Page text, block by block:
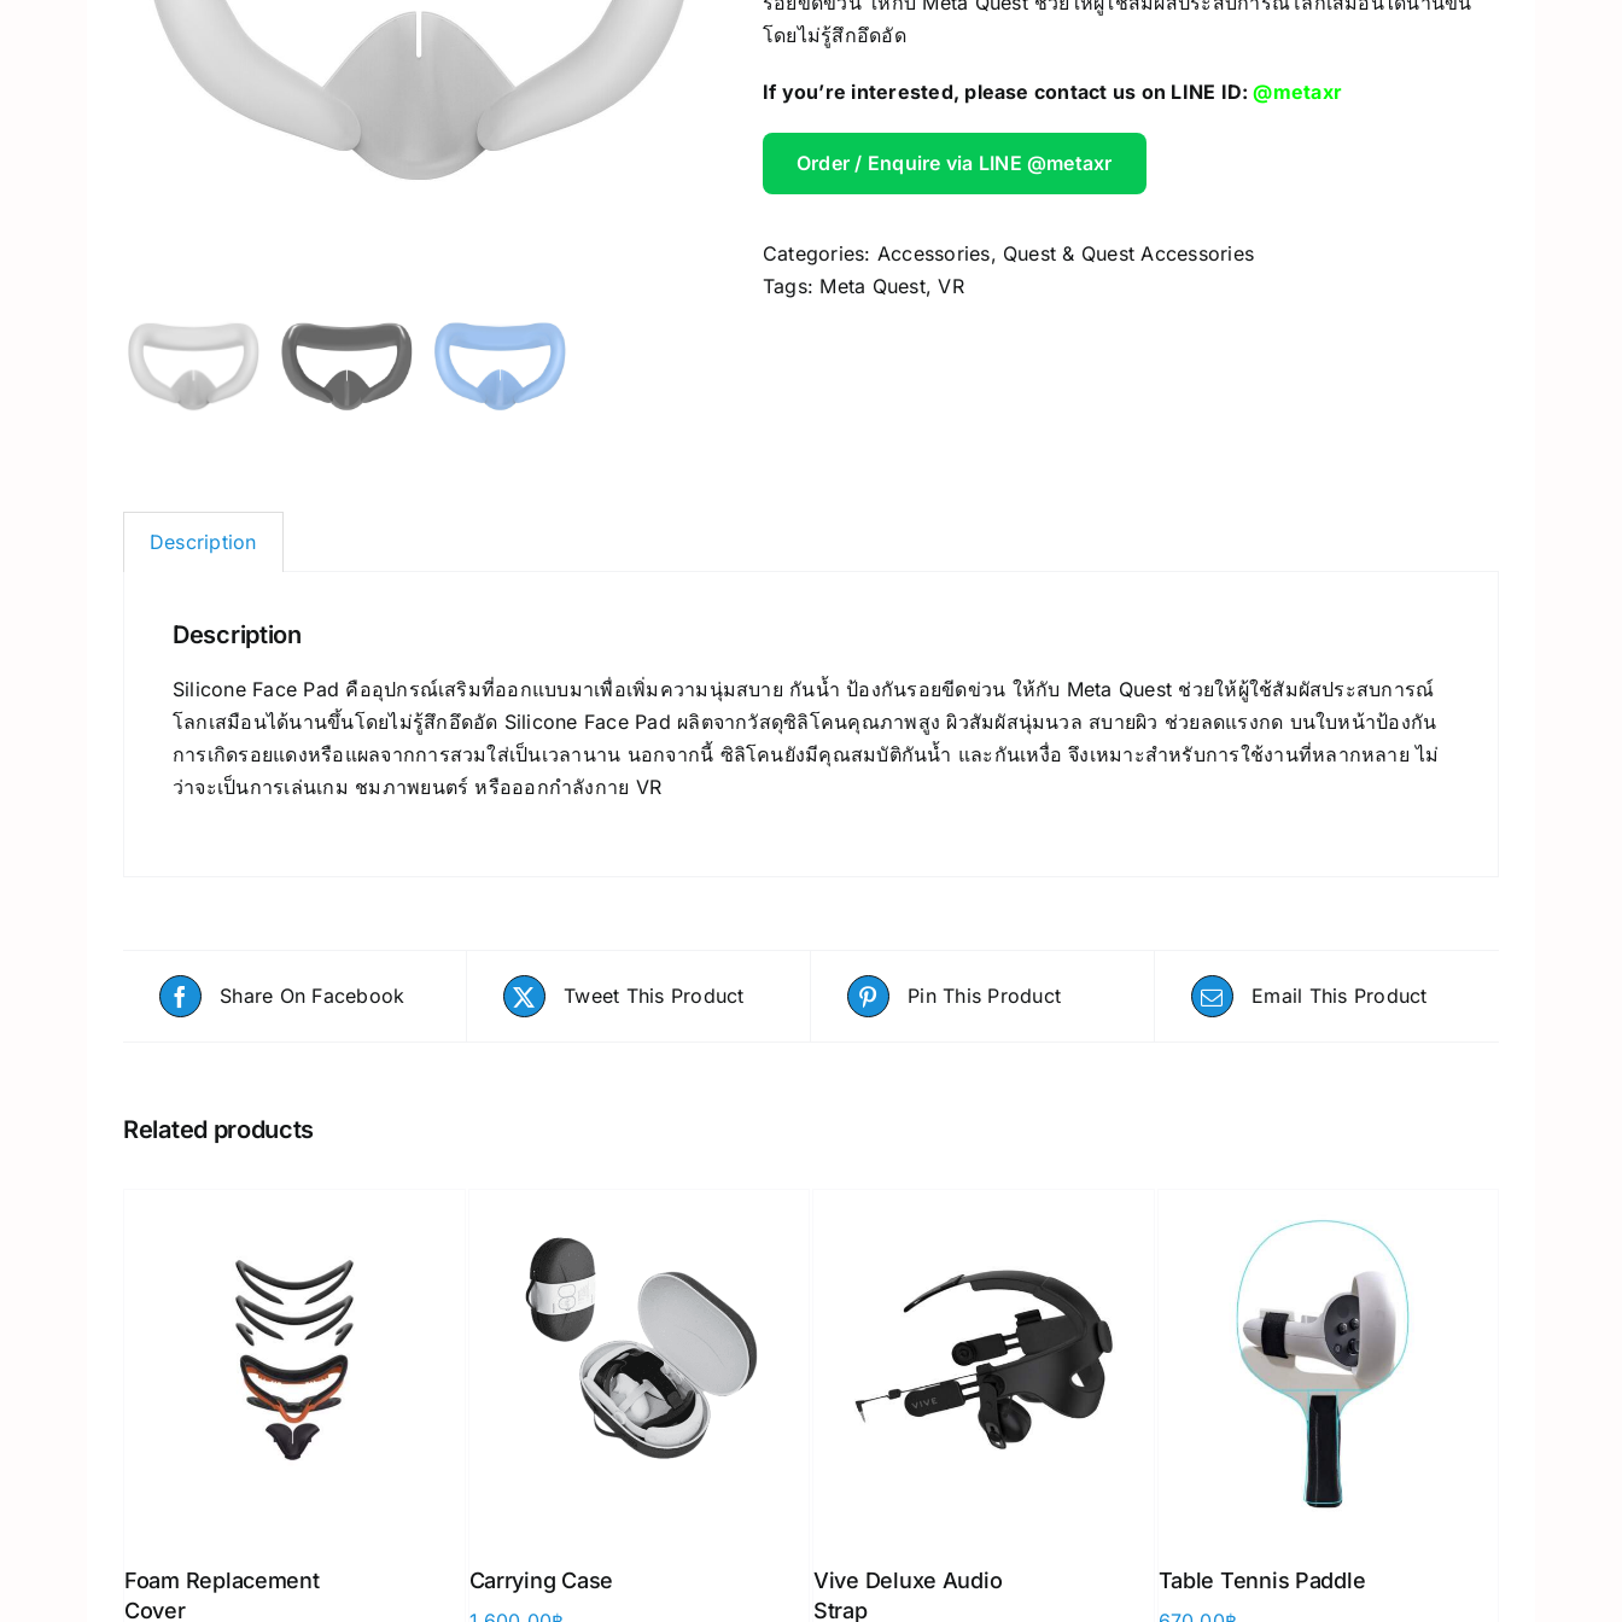
Wireless Receivers/Transmitters
โดยไม่รู้สึกอึดอัด
If you’re interested, please contact us on LINE ID:@metaxr
Order / Enquire via LINE @metaxr
Categories: Accessories, Quest & Quest Accessories
Tags: Meta Quest,VR
Description
Description
Silicone Face Pad คืออุปกรณ์เสริมที่ออกแบบมาเพื่อเพิ่มความนุ่มสบาย กันน้ำ ป้องกันรอยขีดข่วน ให้กับ Meta Quest ช่วยให้ผู้ใช้สัมผัสประสบการณ์
โลกเสมือนได้นานขึ้นโดยไม่รู้สึกอึดอัด Silicone Face Pad ผลิตจากวัสดุซิลิโคนคุณภาพสูง ผิวสัมผัสนุ่มนวล สบายผิว ช่วยลดแรงกด บนใบหน้าป้องกัน
การเกิดรอยแดงหรือแผลจากการสวมใส่เป็นเวลานาน นอกจากนี้ ซิลิโคนยังมีคุณสมบัติกันน้ำ และกันเหงื่อ จึงเหมาะสำหรับการใช้งานที่หลากหลาย ไม่
ว่าจะเป็นการเล่นเกม ชมภาพยนตร์ หรือออกกำลังกาย VR
Share On Facebook Tweet This Product Pin This Product Email This Product
Related products
Foam Replacement
Cover
Carrying Case
Vive Deluxe Audio
Strap
Table Tennis Paddle